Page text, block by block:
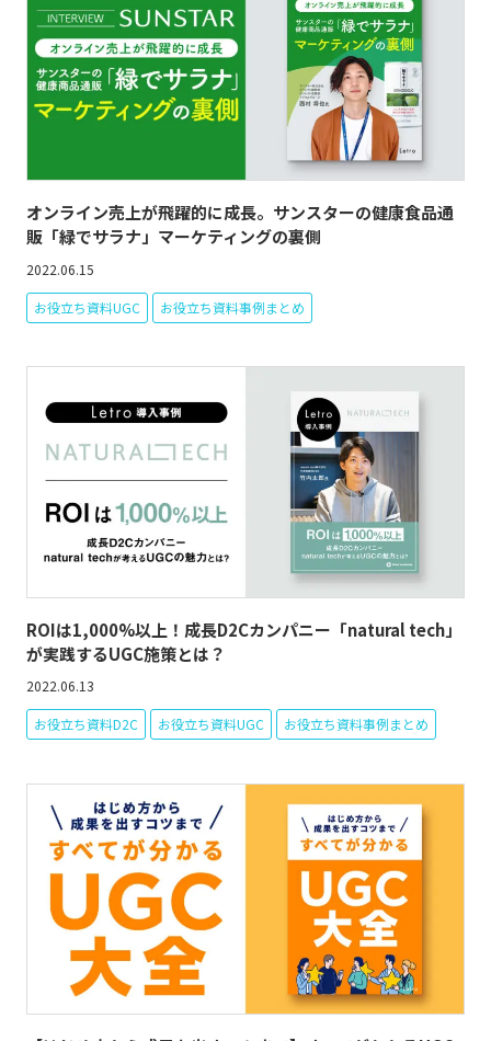
オンライン売上が飛躍的に成長。サンスターの健康食品通
販「緑でサラナ」マーケティングの裏側
2022.06.15
お役立ち資料UGC お役立ち資料事例まとめ
ROIは1,000%以上！成長D2Cカンパニー「natural tech」
が実践するUGC施策とは？
2022.06.13
お役立ち資料D2C お役立ち資料UGC お役立ち資料事例まとめ